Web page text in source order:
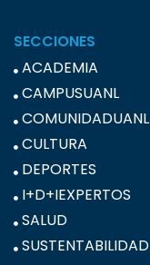
SECCIONES
ACADEMIA
CAMPUSUANL
COMUNIDADUANL
CULTURA
DEPORTES
I+D+IEXPERTOS
SALUD
SUSTENTABILIDAD